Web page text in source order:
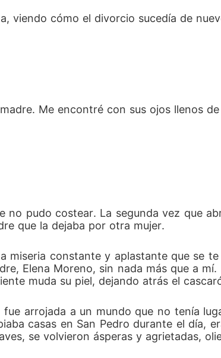
Me encontré con sus ojos llenos
viendo cómo el divorcio sucedía de
Me encontré con sus ojos llenos
pudo costear. La segunda vez que
que la dejaba por otra mujer.
miseria constante y aplastante que se
Elena Moreno, sin nada más que a
muda su piel, dejando atrás el
arrojada a un mundo que no tenía
casas en San Pedro durante el día,
se volvieron ásperas y agrietadas,